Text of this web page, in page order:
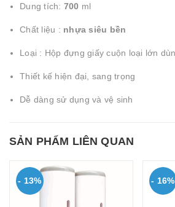
Dung tích: 700 ml
Chất liệu : nhựa siêu bền
Loại : Hộp đựng giấy cuộn loại lớn
Thiết kế hiện đại, sang trọng
Dễ dàng sử dụng và vệ sinh
SẢN PHẨM LIÊN QUAN
- 13% - 16%